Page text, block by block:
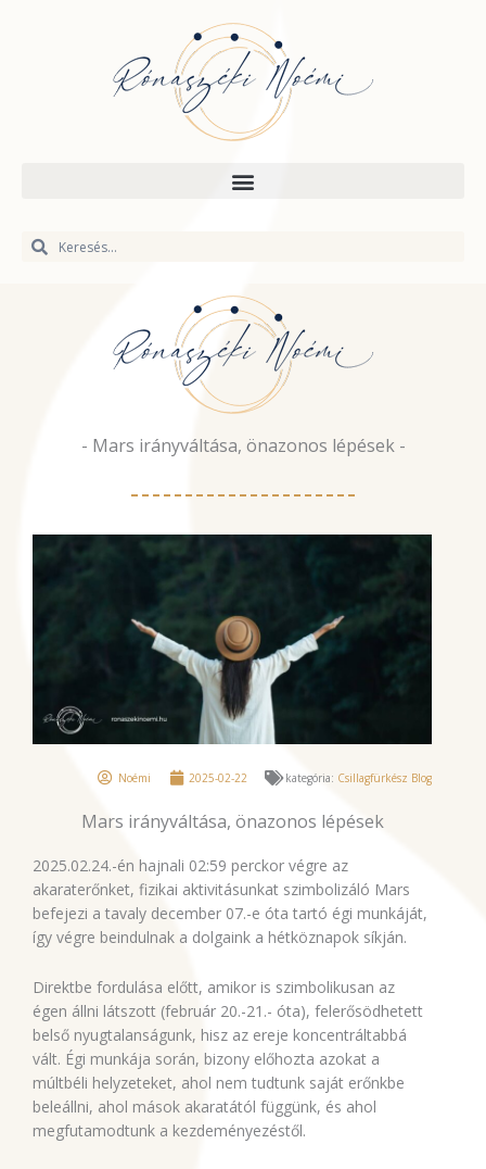
Keresés
Keresés
- Mars irányváltása, önazonos lépések -
Noémi 2025-02-22 kategória: Csillagfürkész Blog
Mars irányváltása, önazonos lépések
2025.02.24.-én hajnali 02:59 perckor végre az
akaraterőnket, fizikai aktivitásunkat szimbolizáló Mars
befejezi a tavaly december 07.-e óta tartó égi munkáját,
így végre beindulnak a dolgaink a hétköznapok síkján.
Direktbe fordulása előtt, amikor is szimbolikusan az
égen állni látszott (február 20.-21.- óta), felerősödhetett
belső nyugtalanságunk, hisz az ereje koncentráltabbá
vált. Égi munkája során, bizony előhozta azokat a
múltbéli helyzeteket, ahol nem tudtunk saját erőnkbe
beleállni, ahol mások akaratától függünk, és ahol
megfutamodtunk a kezdeményezéstől.